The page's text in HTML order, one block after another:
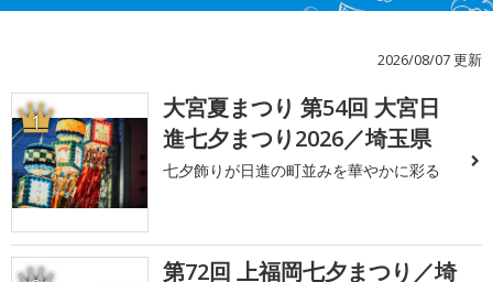
2026/08/07 更新
1
大宮夏まつり 第54回 大宮日
進七夕まつり2026／埼玉県
七夕飾りが日進の町並みを華やかに彩る
第72回 上福岡七夕まつり／埼